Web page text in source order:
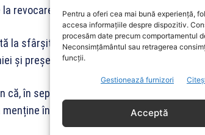
Pentru a oferi cea mai bună experiență,
accesa informațiile despre dispozitiv.
procesăm date precum comportamentul
Neconsimțământul sau retragerea
funcții.
Gestionează furnizori
Acceptă
revocarea suspendării și executarea
la sfârșitul lunii iulie 2024 și și-a dat
și președinte al PNL Neamț.
în septembrie 2022, Lazăr și-ar fi folosit
menține în funcție un director al Direcției